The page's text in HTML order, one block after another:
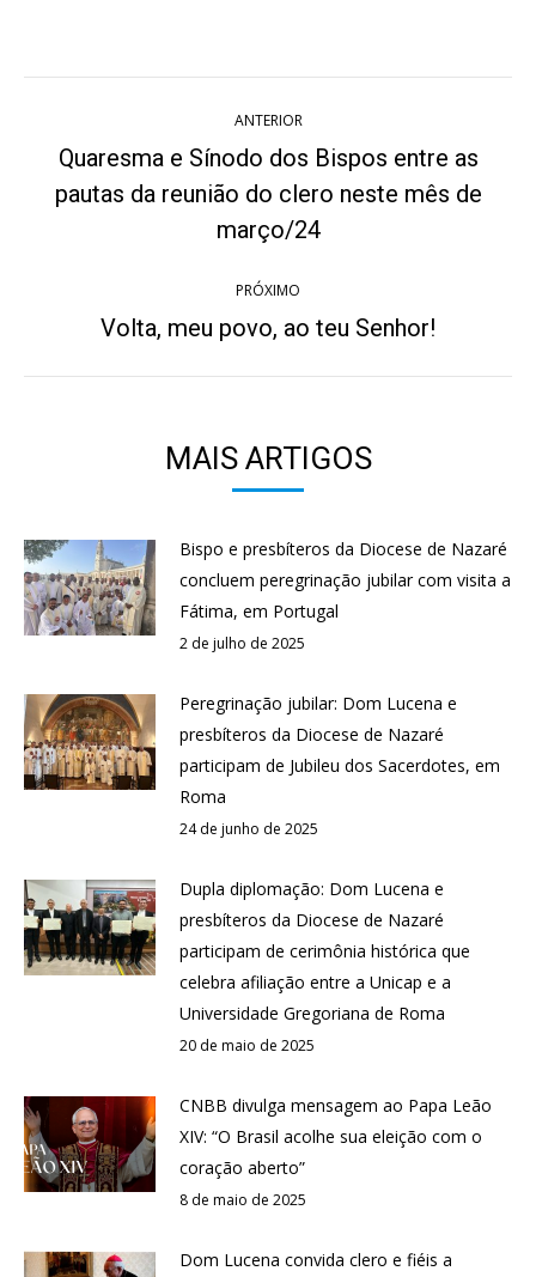
de
post:
ANTERIOR
Post
anterior:
Quaresma e Sínodo dos Bispos entre as
pautas da reunião do clero neste mês de
março/24
PRÓXIMO
Próximo
Volta, meu povo, ao teu Senhor!
MAIS ARTIGOS
Bispo e presbíteros da Diocese de Nazaré
concluem peregrinação jubilar com visita a
Fátima, em Portugal
2 de julho de 2025
Peregrinação jubilar: Dom Lucena e
presbíteros da Diocese de Nazaré
participam de Jubileu dos Sacerdotes, em
Roma
24 de junho de 2025
Dupla diplomação: Dom Lucena e
presbíteros da Diocese de Nazaré
participam de cerimônia histórica que
celebra afiliação entre a Unicap e a
Universidade Gregoriana de Roma
20 de maio de 2025
CNBB divulga mensagem ao Papa Leão
XIV: “O Brasil acolhe sua eleição com o
coração aberto”
8 de maio de 2025
Dom Lucena convida clero e fiéis a